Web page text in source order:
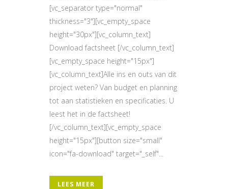
[vc_separator type="normal"
thickness="3"][vc_empty_space
height="30px"][vc_column_text]
Download factsheet [/vc_column_text]
[vc_empty_space height="15px"]
[vc_column_text]Alle ins en outs van dit
project weten? Van budget en planning
tot aan statistieken en specificaties. U
leest het in de factsheet!
[/vc_column_text][vc_empty_space
height="15px"][button size="small"
icon="fa-download" target="_self"...
LEES MEER